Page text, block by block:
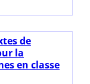
de
la
en classe